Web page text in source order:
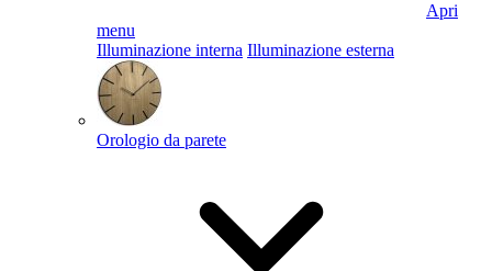
Apri
menu
Illuminazione interna Illuminazione esterna
Orologio da parete